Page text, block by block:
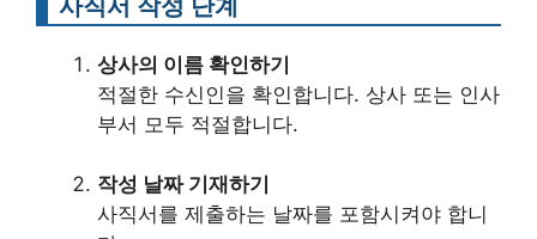
상사의 이름 확인하기
적절한 수신인을 확인합니다. 상사 또는 인사
부서 모두 적절합니다.
작성 날짜 기재하기
사직서를 제출하는 날짜를 포함시켜야 합니